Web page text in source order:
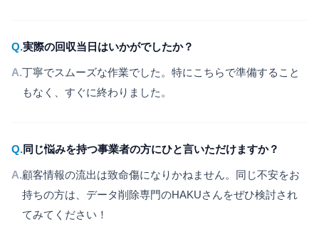
Q.実際の回収当日はいかがでしたか？
A.丁寧でスムーズな作業でした。特にこちらで準備すること
もなく、すぐに終わりました。
Q.同じ悩みを持つ事業者の方にひと言いただけますか？
A.顧客情報の流出は致命傷になりかねません。同じ不安をお
持ちの方は、データ削除専門のHAKUさんをぜひ検討され
てみてください！